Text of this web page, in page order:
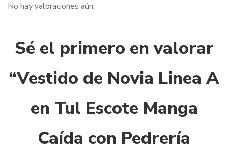
No hay valoraciones aún.
Sé el primero en valorar
“Vestido de Novia Linea A
en Tul Escote Manga
Caída con Pedrería